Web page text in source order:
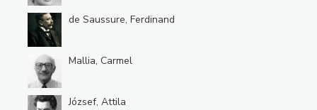
de Saussure, Ferdinand
Mallia, Carmel
József, Attila